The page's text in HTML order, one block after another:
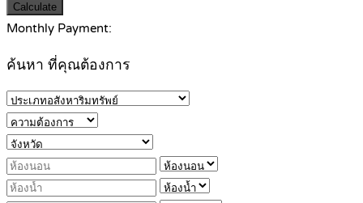
Calculate
Monthly Payment:
ค้นหา ที่คุณต้องการ